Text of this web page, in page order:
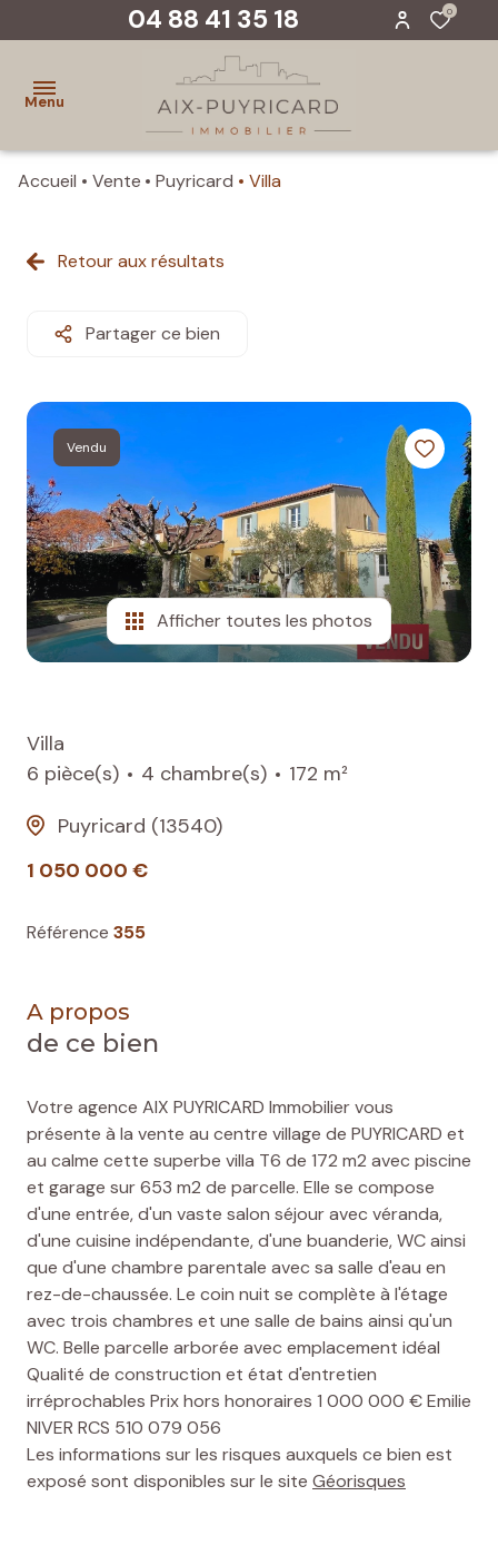
04 88 41 35 18 0
Menu
ventes
vendus
un
bien
notre
agence
avis
clients
contactez-
Accueil Vente Puyricard Villa
Retour aux résultats
Partager ce bien
Vendu
Afficher toutes les photos
Villa
6 pièce(s)
4 chambre(s)
172 m²
Puyricard (13540)
1 050 000 €
Référence 355
A propos
de ce bien
Votre agence AIX PUYRICARD Immobilier vous
présente à la vente au centre village de PUYRICARD et
au calme cette superbe villa T6 de 172 m2 avec piscine
et garage sur 653 m2 de parcelle. Elle se compose
d'une entrée, d'un vaste salon séjour avec véranda,
d'une cuisine indépendante, d'une buanderie, WC ainsi
que d'une chambre parentale avec sa salle d'eau en
rez-de-chaussée. Le coin nuit se complète à l'étage
avec trois chambres et une salle de bains ainsi qu'un
WC. Belle parcelle arborée avec emplacement idéal
Qualité de construction et état d'entretien
irréprochables Prix hors honoraires 1 000 000 € Emilie
NIVER RCS 510 079 056
Les informations sur les risques auxquels ce bien est
exposé sont disponibles sur le site Géorisques